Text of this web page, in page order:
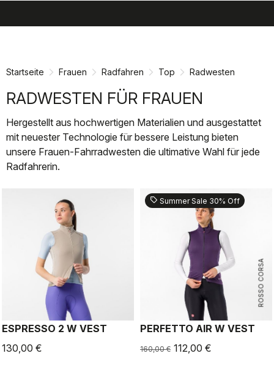
Startseite Frauen Radfahren Top Radwesten
RADWESTEN FÜR FRAUEN
Hergestellt aus hochwertigen Materialien und ausgestattet
mit neuester Technologie für bessere Leistung bieten
unsere Frauen-Fahrradwesten die ultimative Wahl für jede
Radfahrerin.
ESPRESSO 2 W VEST
130,00 €
ROSSO CORSA
sell Summer Sale 30% Off
PERFETTO AIR W VEST
160,00 € 112,00 €